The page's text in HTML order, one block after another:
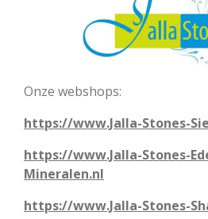
Onze webshops:
https://www.Jalla-Stones-
https://www.Jalla-Stones-
Mineralen.nl
https://www.Jalla-Stones-